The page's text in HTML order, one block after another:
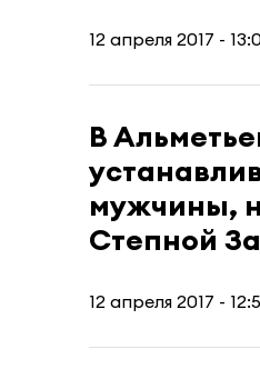
12 апреля 2017 -
В
мужчины,
Степной
12 апреля 2017 -